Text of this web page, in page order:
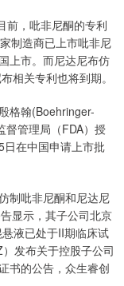
前，吡非尼酮的专利
制造商已上市吡非尼
上市。而尼达尼布仿
相关专利也将到期。
格翰(Boehringer-
督管理局（FDA）授
在中国申请上市批
制吡非尼酮和尼达尼
显示，其子公司北京
液已处于II期临床试
发布关于控股子公司
书的公告，众生睿创